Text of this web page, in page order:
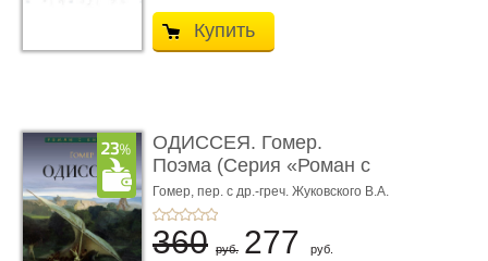
Купить
ОДИССЕЯ. Гомер.
Поэма (Серия «Роман с
книгой»)
Гомер, пер. с др.-греч. Жуковского В.А.
360 руб. 277 руб.